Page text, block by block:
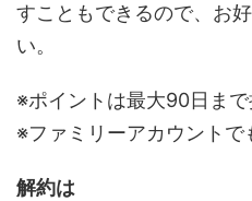
すこともできるので、お
い。
※ポイントは最大90日まで
※ファミリーアカウントで
解約は